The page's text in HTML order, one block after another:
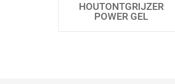
HOUTONTGRIJZER
POWER GEL